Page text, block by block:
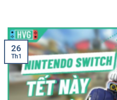
26
Th1